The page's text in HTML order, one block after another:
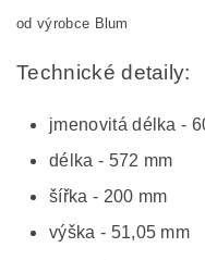
od výrobce Blum
Technické detaily:
jmenovitá délka -
délka - 572 mm
šířka - 200 mm
výška - 51,05 mm